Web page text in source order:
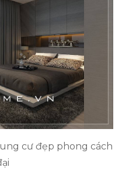
cư đẹp phong cách